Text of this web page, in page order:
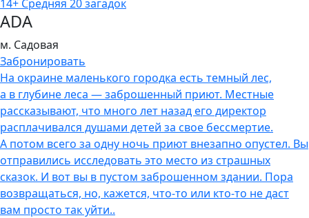
14+ Cредняя 20 загадок
ADA
м. Садовая
Забронировать
На окраине маленького городка есть темный лес,
а в глубине леса — заброшенный приют. Местные
рассказывают, что много лет назад его директор
расплачивался душами детей за свое бессмертие.
А потом всего за одну ночь приют внезапно опустел. Вы
отправились исследовать это место из страшных
сказок. И вот вы в пустом заброшенном здании. Пора
возвращаться, но, кажется, что-то или кто-то недаст
вам просто так уйти..